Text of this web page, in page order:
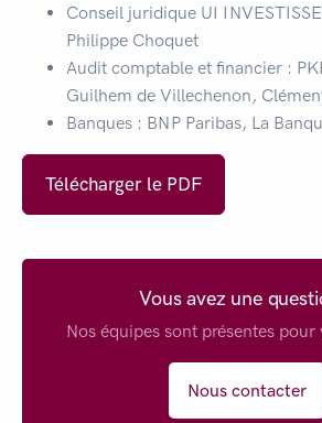
Conseil juridique UI
Philippe Choquet
Audit comptable et financier :
Guilhem de Villechenon,
Banques : BNP Paribas, La
Télécharger le PDF
Vous avez une
Nos équipes sont présentes pour
Nous contacter